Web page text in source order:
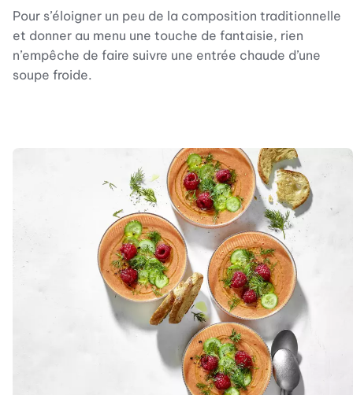
Pour s’éloigner un peu de la composition traditionnelle
et donner au menu une touche de fantaisie, rien
n’empêche de faire suivre une entrée chaude d’une
soupe froide.